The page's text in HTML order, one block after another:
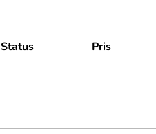
Status Pris